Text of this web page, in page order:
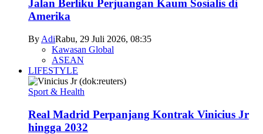
Jalan Berliku Perjuangan Kaum Sosialis di
Amerika
By AdiRabu, 29 Juli 2026, 08:35
Kawasan Global
ASEAN
LIFESTYLE
Sport & Health
Real Madrid Perpanjang Kontrak Vinicius Jr
hingga 2032